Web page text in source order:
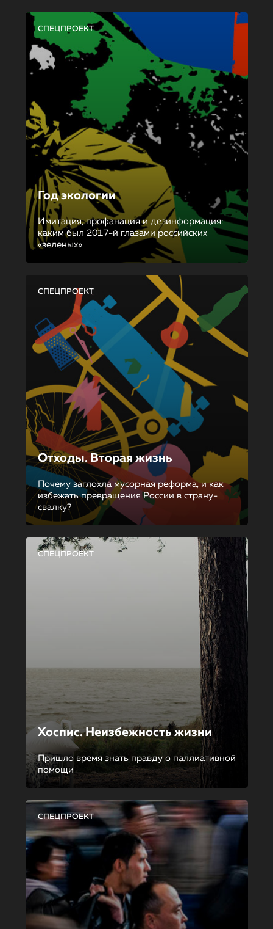
СПЕЦПРОЕКТ
Год экологии
Имитация, профанация и дезинформация:
каким был 2017-й глазами российских
«зеленых»
СПЕЦПРОЕКТ
Отходы. Вторая жизнь
Почему заглохла мусорная реформа, и как
избежать превращения России в страну-
свалку?
СПЕЦПРОЕКТ
Хоспис. Неизбежность жизни
Пришло время знать правду о паллиативной
помощи
СПЕЦПРОЕКТ